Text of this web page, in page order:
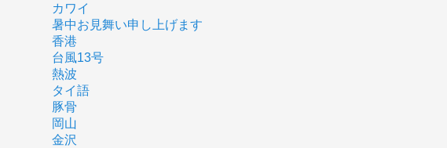
カワイ
暑中お見舞い申し上げます
香港
台風13号
熱波
タイ語
豚骨
岡山
金沢